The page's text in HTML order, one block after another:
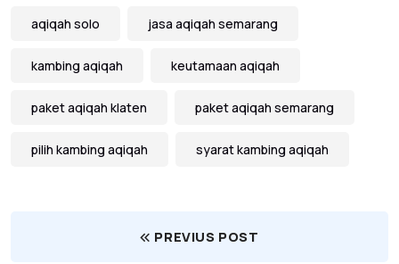
aqiqah solo jasa aqiqah semarang
kambing aqiqah keutamaan aqiqah
paket aqiqah klaten paket aqiqah semarang
pilih kambing aqiqah syarat kambing aqiqah
PREVIUS POST